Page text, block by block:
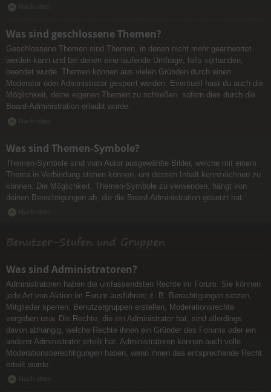
Nach oben
Was sind geschlossene Themen?
Geschlossene Themen sind Themen, in denen nicht mehr geantwortet
werden kann und bei denen eine laufende Umfrage, falls vorhanden,
beendet wurde. Themen können aus vielen Gründen durch einen
Moderator oder Administrator gesperrt werden. Eventuell hast du auch die
Möglichkeit, deine eigenen Themen zu schließen, sofern dies durch die
Board-Administration erlaubt wurde.
Nach oben
Was sind Themen-Symbole?
Themen-Symbole sind vom Autor ausgewählte Bilder, welche mit einem
Thema in Verbindung stehen können, um dessen Inhalt kennzeichnen zu
können. Die Möglichkeit, Themen-Symbole zu verwenden, hängt von
deinen Berechtigungen ab, die die Board-Administration gesetzt hat.
Nach oben
Benutzer-Stufen und Gruppen
Was sind Administratoren?
Administratoren haben die umfassendsten Rechte im Forum. Sie können
jede Art von Aktion im Forum ausführen; z. B. Berechtigungen setzen,
Mitglieder sperren, Benutzergruppen erstellen, Moderationsrechte
vergeben usw. Die Rechte, die ein Administrator hat, sind allerdings
davon abhängig, welche Rechte ihnen ein Gründer des Forums oder ein
anderer Administrator erteilt hat. Administratoren können auch volle
Moderationsberechtigungen haben, wenn ihnen das entsprechende Recht
erteilt wurde.
Nach oben